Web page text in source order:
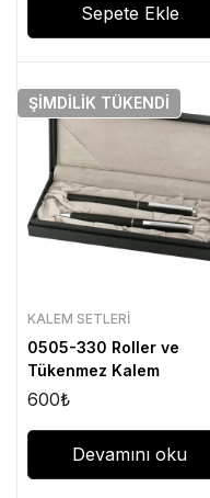
Sepete Ekle
ŞIMDILIK TÜKENDI
KALEM SETLERI
0505-330 Roller ve
Tükenmez Kalem
600₺
Devamını oku